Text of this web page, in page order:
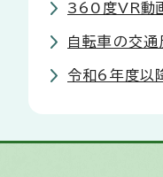
360度VR動
自転車の交通
令和6年度以